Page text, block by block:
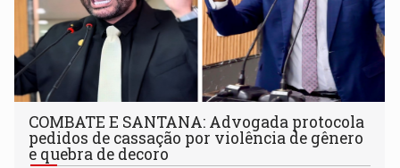
COMBATE E SANTANA: Advogada protocola
pedidos de cassação por violência de gênero
e quebra de decoro